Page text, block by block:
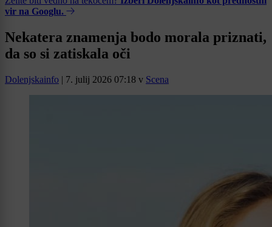
vir na Googlu.
Nekatera znamenja bodo morala priznati,
da so si zatiskala oči
Dolenjskainfo | 7. julij 2026 07:18 v Scena